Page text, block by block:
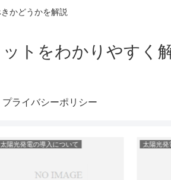
かどうかを解説
トをわかりやすく
プライバシーポリシー
電の導入について 太陽光発電の導